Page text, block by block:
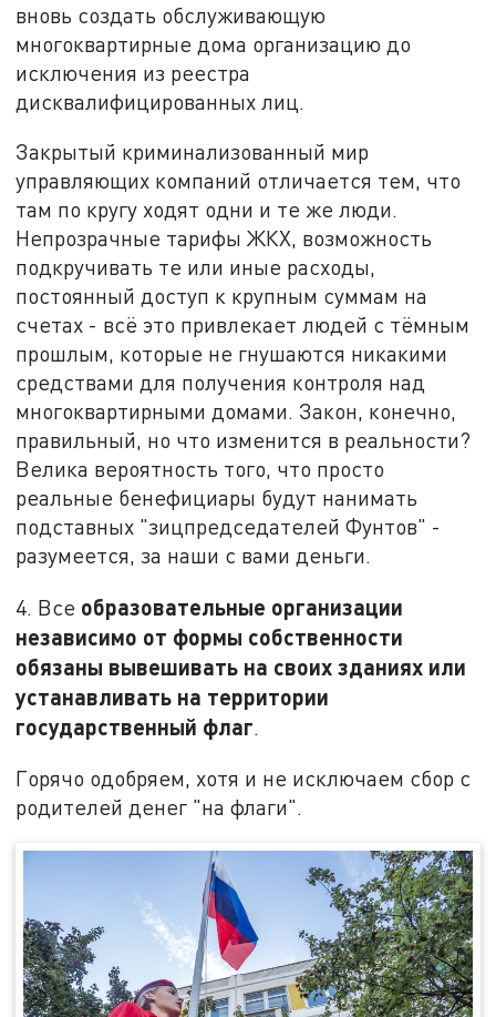
вновь создать обслуживающую
многоквартирные дома организацию до
исключения из реестра
дисквалифицированных лиц.
Закрытый криминализованный мир
управляющих компаний отличается тем, что
там по кругу ходят одни и те же люди.
Непрозрачные тарифы ЖКХ, возможность
подкручивать те или иные расходы,
постоянный доступ к крупным суммам на
счетах - всё это привлекает людей с тёмным
прошлым, которые не гнушаются никакими
средствами для получения контроля над
многоквартирными домами. Закон, конечно,
правильный, но что изменится в реальности?
Велика вероятность того, что просто
реальные бенефициары будут нанимать
подставных "зицпредседателей Фунтов" -
разумеется, за наши с вами деньги.
4. Все образовательные организации
независимо от формы собственности
обязаны вывешивать на своих зданиях или
устанавливать на территории
государственный флаг.
Горячо одобряем, хотя и не исключаем сбор с
родителей денег "на флаги".